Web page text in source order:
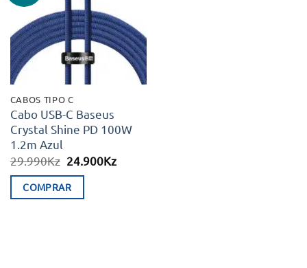
desejos
CABOS TIPO C
Cabo USB-C Baseus
Crystal Shine PD 100W
1.2m Azul
29.990Kz O
original
era:
24.900KzO
COMPRAR